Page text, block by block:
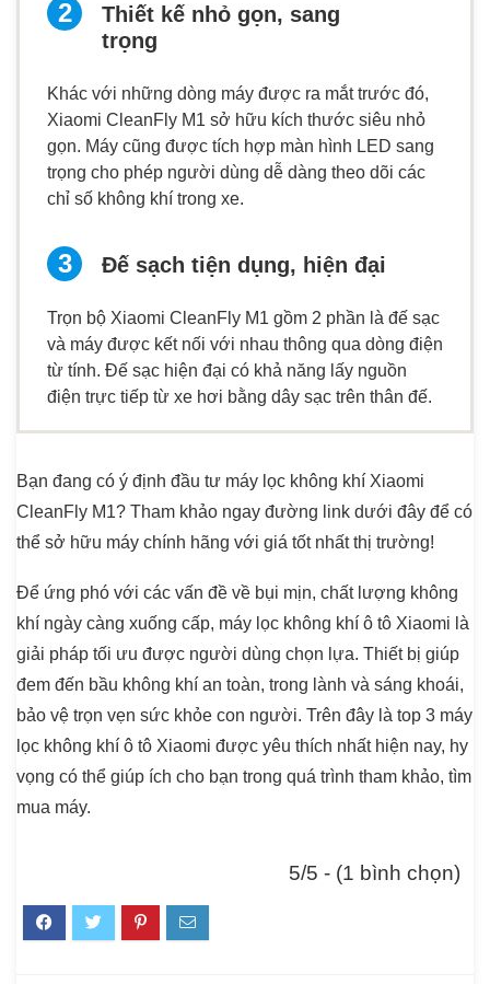
Thiết kế nhỏ gọn, sang
trọng
Khác với những dòng máy được ra mắt trước đó,
Xiaomi CleanFly M1 sở hữu kích thước siêu nhỏ
gọn. Máy cũng được tích hợp màn hình LED sang
trọng cho phép người dùng dễ dàng theo dõi các
chỉ số không khí trong xe.
Đế sạch tiện dụng, hiện đại
Trọn bộ Xiaomi CleanFly M1 gồm 2 phần là đế sạc
và máy được kết nối với nhau thông qua dòng điện
từ tính. Đế sạc hiện đại có khả năng lấy nguồn
điện trực tiếp từ xe hơi bằng dây sạc trên thân đế.
Bạn đang có ý định đầu tư máy lọc không khí Xiaomi
CleanFly M1? Tham khảo ngay đường link dưới đây để có
thể sở hữu máy chính hãng với giá tốt nhất thị trường!
Để ứng phó với các vấn đề về bụi mịn, chất lượng không
khí ngày càng xuống cấp, máy lọc không khí ô tô Xiaomi là
giải pháp tối ưu được người dùng chọn lựa. Thiết bị giúp
đem đến bầu không khí an toàn, trong lành và sáng khoái,
bảo vệ trọn vẹn sức khỏe con người. Trên đây là top 3 máy
lọc không khí ô tô Xiaomi được yêu thích nhất hiện nay, hy
vọng có thể giúp ích cho bạn trong quá trình tham khảo, tìm
mua máy.
5/5 - (1 bình chọn)